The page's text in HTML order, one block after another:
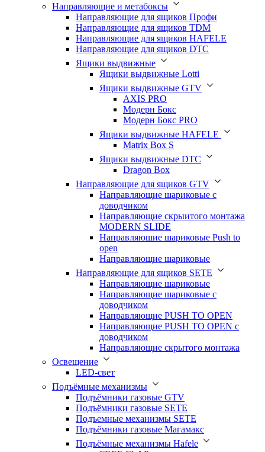
Направляющие и метабоксы
Направляющие для ящиков Профи
Направляющие для ящиков TDM
Направляющие для ящиков HAFELE
Направляющие для ящиков DTC
Ящики выдвижные
Ящики выдвижные Lotti
Ящики выдвижные GTV
AXIS PRO
Модерн Бокс
Модерн Бокс PRO
Ящики выдвижные HAFELE
Matrix Box S
Ящики выдвижные DTC
Dragon Box
Направляющие для ящиков GTV
Направляющие шариковые с
доводчиком
Направляющие скрыитого монтажа
MODERN SLIDE
Направляюшие шариковые Push to
open
Направляющие шариковые
Направляющие для ящиков SETE
Направляющие шариковые
Направляющие шариковые с
доводчиком
Направляющие PUSH TO OPEN
Направляющие PUSH TO OPEN с
доводчиком
Направляющие скрытого монтажа
Освещение
LED-свет
Подъёмные механизмы
Подъёмники газовые GTV
Подъёмники газовые SETE
Подъемные механизмы SETE
Подъёмники газовые Магамакс
Подъёмные механизмы Hafele